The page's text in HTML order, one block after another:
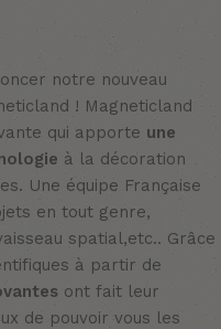
notre nouveau
! Magneticland
qui apporte une
à la décoration
Une équipe Française
en tout genre,
spatial,etc.. Grâce
à partir de
ont fait leur
de pouvoir vous les